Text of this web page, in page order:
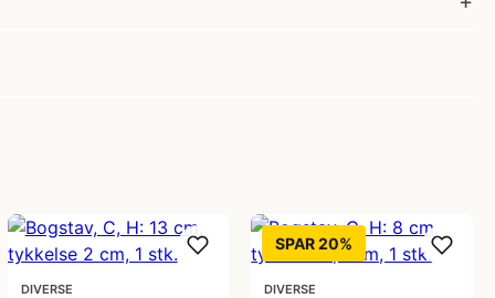
DIVERSE
SPAR 20%
DIVERSE